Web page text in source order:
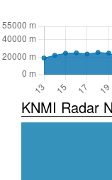
KNMI Radar